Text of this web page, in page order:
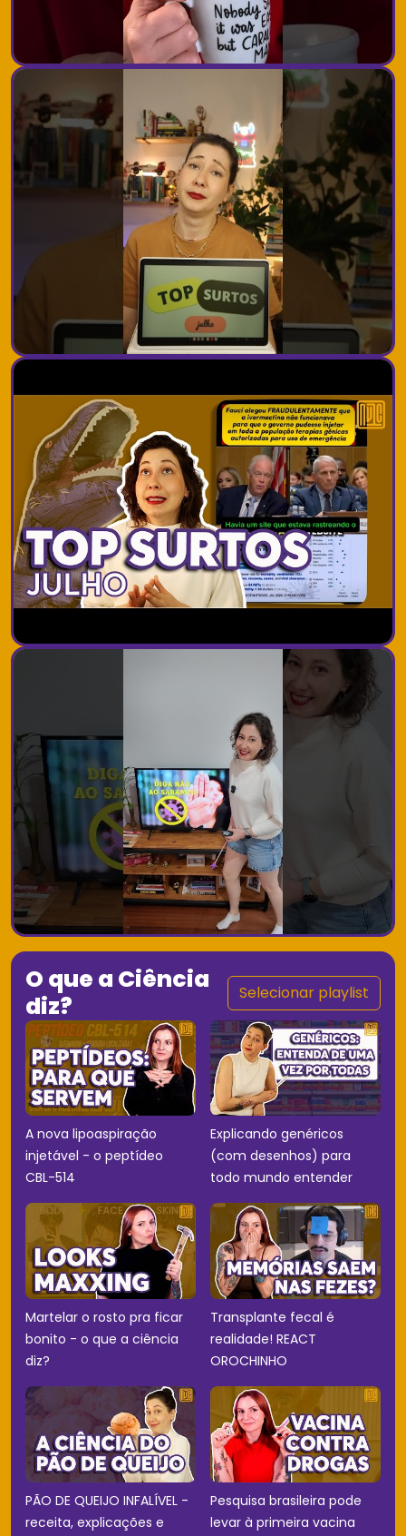
O que a Ciência
diz?
Selecionar playlist
A nova lipoaspiração
injetável - o peptídeo
CBL-514
Explicando genéricos
(com desenhos) para
todo mundo entender
Martelar o rosto pra ficar
bonito - o que a ciência
diz?
Transplante fecal é
realidade! REACT
OROCHINHO
PÃO DE QUEIJO INFALÍVEL -
receita, explicações e
Pesquisa brasileira pode
levar à primeira vacina